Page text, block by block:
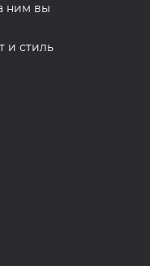
ним вы
и стиль